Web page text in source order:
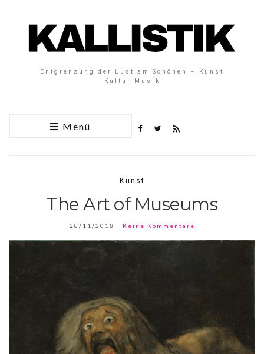
Entgrenzung der Lust am Schönen – Kunst
Kultur Musik
Menü
Kunst
The Art of Museums
28/11/2018 Keine Kommentare